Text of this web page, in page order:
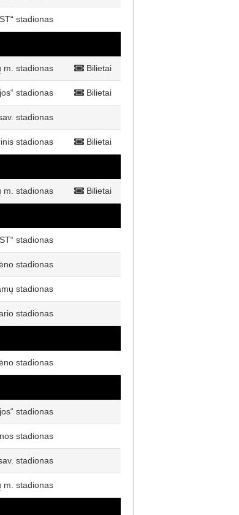
stadionas
m. stadionas Bilietai
stadionas Bilietai
stadionas
stadionas Bilietai
m. stadionas Bilietai
stadionas
stadionas
stadionas
stadionas
stadionas
stadionas
stadionas
stadionas
m. stadionas